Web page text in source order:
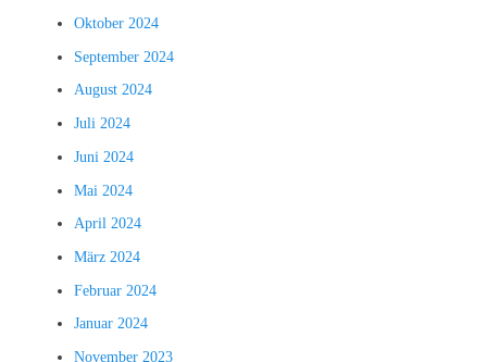
Oktober 2024
September 2024
August 2024
Juli 2024
Juni 2024
Mai 2024
April 2024
März 2024
Februar 2024
Januar 2024
November 2023